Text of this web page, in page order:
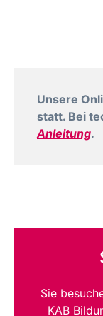
Unsere
statt. Bei
Anleitung.
Sie
KAB